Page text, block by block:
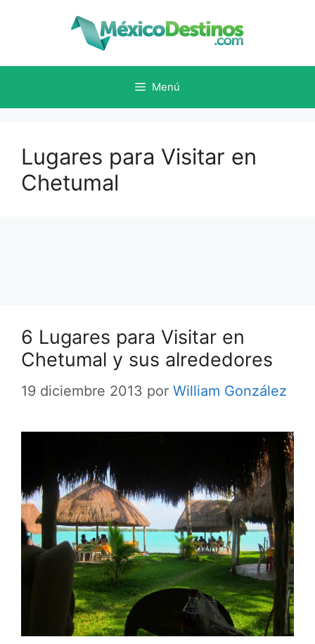
Menú
Lugares para Visitar en
Chetumal
6 Lugares para Visitar en
Chetumal y sus alrededores
19 diciembre 2013 por William González